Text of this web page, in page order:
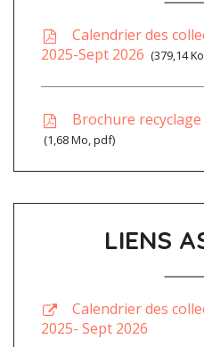
Calendrier des
2025-Sept 2026
379,14Ko
Brochure
1,68Mo, pdf
LIENS
Calendrier des
2025- Sept 2026